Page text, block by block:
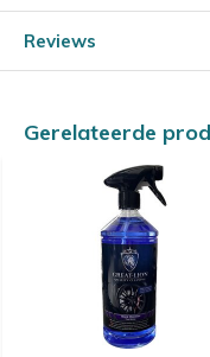
Reviews
Gerelateerde